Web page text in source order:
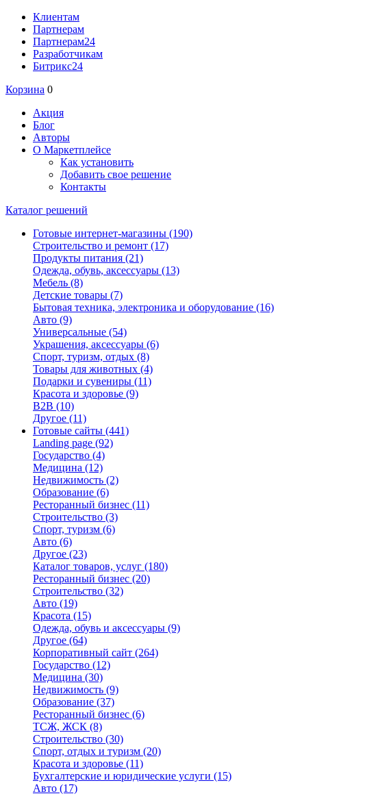
Клиентам
Партнерам
Партнерам24
Разработчикам
Битрикс24
Корзина 0
Акция
Блог
Авторы
О Маркетплейсе
Как установить
Добавить свое решение
Контакты
Каталог решений
Готовые интернет-магазины (190)
Строительство и ремонт (17)
Продукты питания (21)
Одежда, обувь, аксессуары (13)
Мебель (8)
Детские товары (7)
Бытовая техника, электроника и оборудование (16)
Авто (9)
Универсальные (54)
Украшения, аксессуары (6)
Спорт, туризм, отдых (8)
Товары для животных (4)
Подарки и сувениры (11)
Красота и здоровье (9)
B2B (10)
Другое (11)
Готовые сайты (441)
Landing page (92)
Государство (4)
Медицина (12)
Недвижимость (2)
Образование (6)
Ресторанный бизнес (11)
Строительство (3)
Спорт, туризм (6)
Авто (6)
Другое (23)
Каталог товаров, услуг (180)
Ресторанный бизнес (20)
Строительство (32)
Авто (19)
Красота (15)
Одежда, обувь и аксессуары (9)
Другое (64)
Корпоративный сайт (264)
Государство (12)
Медицина (30)
Недвижимость (9)
Образование (37)
Ресторанный бизнес (6)
ТСЖ, ЖСК (8)
Строительство (30)
Спорт, отдых и туризм (20)
Красота и здоровье (11)
Бухгалтерские и юридические услуги (15)
Авто (17)